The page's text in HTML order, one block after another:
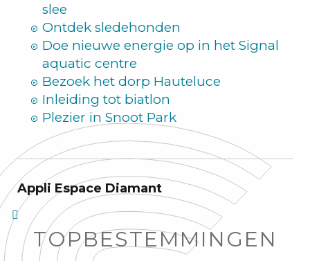
slee
Ontdek sledehonden
Doe nieuwe energie op in het Signal
aquatic centre
Bezoek het dorp Hauteluce
Inleiding tot biatlon
Plezier in Snoot Park
Appli Espace Diamant
TOPBESTEMMINGEN